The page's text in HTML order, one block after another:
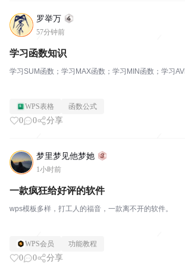
罗举万
57分钟前
学习函数知识
学习SUM函数；学习MAX函数；学习MIN函数；学习
WPS表格 函数公式
0 0 分享
梦里梦见他梦她
1小时前
一款疯狂给好评的软件
wps模板多样，打工人的福音，一款离不开的软件。
WPS会员 功能教程
0 0 分享